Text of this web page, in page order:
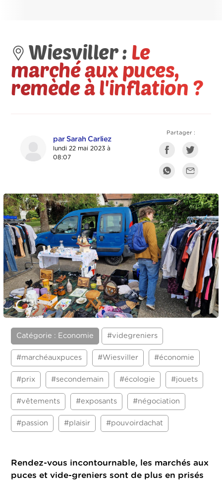
Wiesviller : Le
marché aux puces,
remède à l'inflation ?
par Sarah Carliez
lundi 22 mai 2023 à
08:07
Partager :
Catégorie : Economie #videgreniers
#marchéauxpuces #Wiesviller #économie
#prix #secondemain #écologie #jouets
#vêtements #exposants #négociation
#passion #plaisir #pouvoirdachat
Rendez-vous incontournable, les marchés aux
puces et vide-greniers sont de plus en prisés